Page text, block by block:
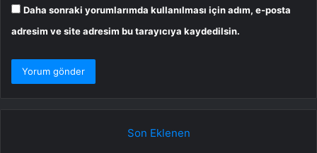
Daha sonraki yorumlarımda kullanılması için adım, e-posta
adresim ve site adresim bu tarayıcıya kaydedilsin.
Son Eklenen